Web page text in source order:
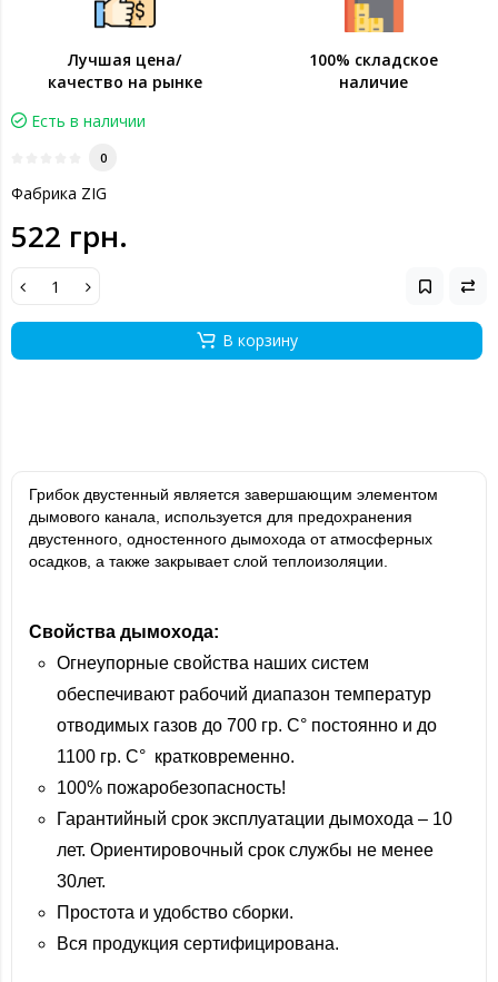
Лучшая цена/
качество на рынке
100% складское
наличие
Есть в наличии
0
Фабрика ZIG
522 грн.
В корзину
Грибок двустенный является завершающим элементом
дымового канала, используется для предохранения
двустенного, одностенного дымохода от атмосферных
осадков, а также закрывает слой теплоизоляции.
Свойства дымохода:
Огнеупорные свойства наших систем
обеспечивают рабочий диапазон температур
отводимых газов до 700 гр. С° постоянно и до
1100 гр. С° кратковременно.
100% пожаробезопасность!
Гарантийный срок эксплуатации дымохода – 10
лет. Ориентировочный срок службы не менее
30лет.
Простота и удобство сборки.
Вся продукция сертифицирована.